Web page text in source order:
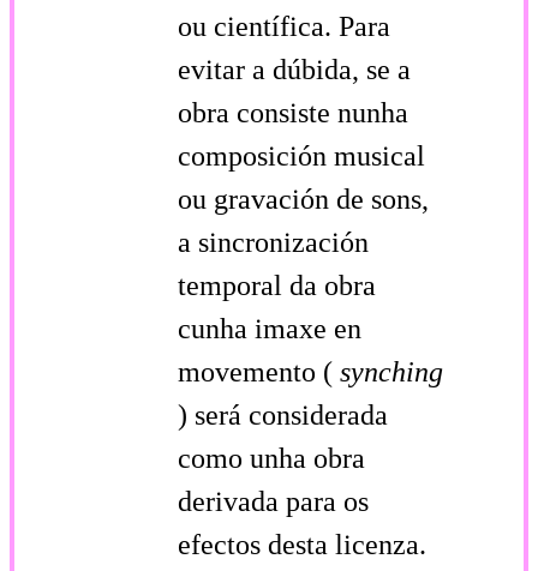
ou científica. Para
evitar a dúbida, se a
obra consiste nunha
composición musical
ou gravación de sons,
a sincronización
temporal da obra
cunha imaxe en
movemento ( synching
) será considerada
como unha obra
derivada para os
efectos desta licenza.